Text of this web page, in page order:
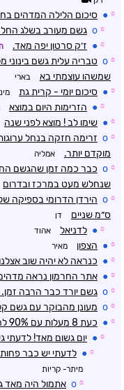
☼
● סיכום הלילה המדהים
☼
o גשם מעורב בשלג
☼
● ז׳ק סרטון יפה מאד.
☼
o טבריה עלית גשם
שמשהו עוצמתי בא
בארי
☼
● סיכום יומי - קרית גת
☼
● הזרימות היום במוצא
☼
● שימו לב ! מוצא לפני שנה
☼
o
מוקדם יותר.
אמליה
☼
o כבר כמה זמן שהגשם
שנחלש מעט במרכז ובדרום
☼
o
ס״מ שניים
דן
☼
● לדניאל אהוד
☼
● הצפון מאיר
☼
● כנראה לא יהיה שוב
☼
● אתר החרמון נראה
☼
o גשם יורד כבר הרבה
☼
o מעונן מהבוקר עם גשם
☼
● כעת 8 מעלות עם 90% לחות...
☼
● יום גשום מאד! לדעתי
☼
● לדעתי יש כבר פחות מ10 מעלות, הנתונים לא
מיתר- קריות
☼
o